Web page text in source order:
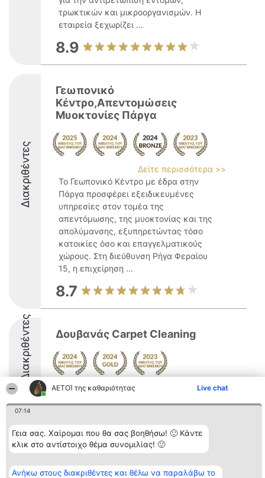
ΑΕΤΟΊ της καθαριότητας Live chat
07:14
Γεια σας. Χαίρομαι που θα σας βοηθήσω! 🙂 Κάντε
κλικ στο αντίστοιχο θέμα συνομιλίας! 🙂
Ανήκω στους διακριθέντες και θέλω να παραλάβω το
τρωκτικών και μικροοργανισμών. Η
εταιρεία ξεχωρίζει ...
8.9
Διακριθέντες
Γεωπονικό
Κέντρο,Απεντομώσεις
Μυοκτονίες Πάργα
Δείτε περισσότερα >>
Το Γεωπονικό Κέντρο με έδρα στην
Πάργα προσφέρει εξειδικευμένες
υπηρεσίες στον τομέα της
απεντόμωσης, της μυοκτονίας και της
απολύμανσης, εξυπηρετώντας τόσο
κατοικίες όσο και επαγγελματικούς
χώρους. Στη διεύθυνση Ρήγα Φεραίου
15, η επιχείρηση ...
8.7
Διακριθέντες Δουβανάς Carpet Cleaning
Διοργανωτής της
κατάταξης
BEAUTIFUL COMPANY
ΤΗΛ. ΕΠΙΚΟΙΝΩΝΙΑΣ:
Κατάταξη
Διακριθέντες
Λίστα όλων
διακριθέντων
Επικοινωνία